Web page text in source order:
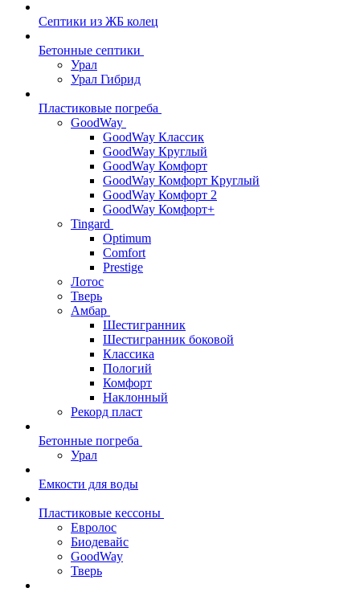
Септики из ЖБ колец
Бетонные септики
Урал
Урал Гибрид
Пластиковые погреба
GoodWay
GoodWay Классик
GoodWay Круглый
GoodWay Комфорт
GoodWay Комфорт Круглый
GoodWay Комфорт 2
GoodWay Комфорт+
Tingard
Optimum
Comfort
Prestige
Лотос
Тверь
Амбар
Шестигранник
Шестигранник боковой
Классика
Пологий
Комфорт
Наклонный
Рекорд пласт
Бетонные погреба
Урал
Емкости для воды
Пластиковые кессоны
Евролос
Биодевайс
GoodWay
Тверь